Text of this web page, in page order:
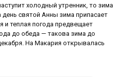
холодный утренник, то зима
день святой Анны зима припасает
и теплая погода предвещает
до обеда — такова зима до
На Макария открывалась